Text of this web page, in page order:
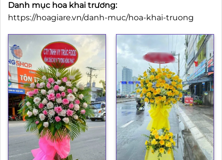
Danh mục hoa khai trương:
https://hoagiare.vn/danh-muc/hoa-khai-truong